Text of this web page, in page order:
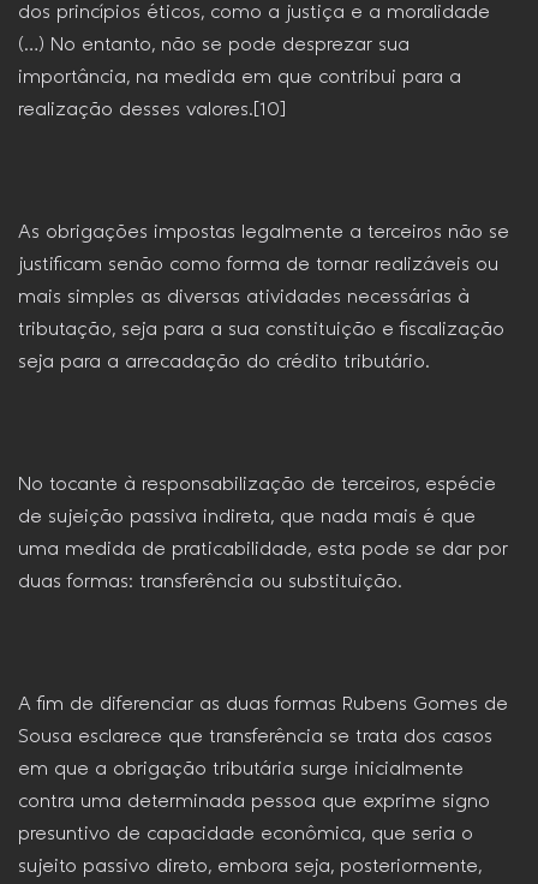
dos princípios éticos, como a justiça e a moralidade
(…) No entanto, não se pode desprezar sua
importância, na medida em que contribui para a
realização desses valores.[10]
As obrigações impostas legalmente a terceiros não se
justificam senão como forma de tornar realizáveis ou
mais simples as diversas atividades necessárias à
tributação, seja para a sua constituição e fiscalização
seja para a arrecadação do crédito tributário.
No tocante à responsabilização de terceiros, espécie
de sujeição passiva indireta, que nada mais é que
uma medida de praticabilidade, esta pode se dar por
duas formas: transferência ou substituição.
A fim de diferenciar as duas formas Rubens Gomes de
Sousa esclarece que transferência se trata dos casos
em que a obrigação tributária surge inicialmente
contra uma determinada pessoa que exprime signo
presuntivo de capacidade econômica, que seria o
sujeito passivo direto, embora seja, posteriormente,